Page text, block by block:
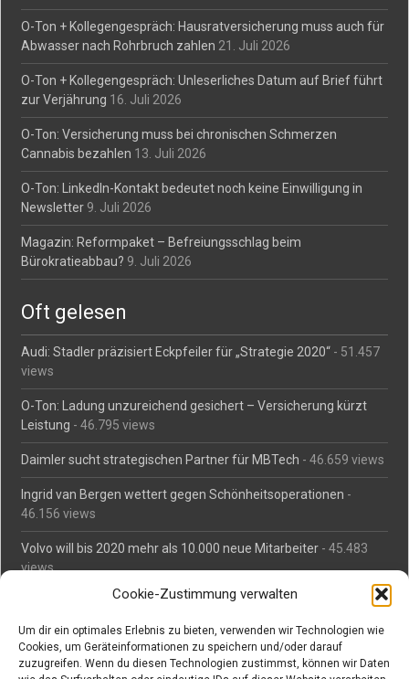
Cookie-Zustimmung verwalten
Um dir ein optimales Erlebnis zu bieten, verwenden wir Technologien wie
Cookies, um Geräteinformationen zu speichern und/oder darauf
zuzugreifen. Wenn du diesen Technologien zustimmst, können wir Daten
O-Ton + Kollegengespräch: Hausratversicherung muss auch für
Abwasser nach Rohrbruch zahlen 21. Juli 2026
O-Ton + Kollegengespräch: Unleserliches Datum auf Brief führt
zur Verjährung 16. Juli 2026
O-Ton: Versicherung muss bei chronischen Schmerzen
Cannabis bezahlen 13. Juli 2026
O-Ton: LinkedIn-Kontakt bedeutet noch keine Einwilligung in
Newsletter 9. Juli 2026
Magazin: Reformpaket – Befreiungsschlag beim
Bürokratieabbau? 9. Juli 2026
Oft gelesen
Audi: Stadler präzisiert Eckpfeiler für „Strategie 2020“ - 51.457
views
O-Ton: Ladung unzureichend gesichert – Versicherung kürzt
Leistung - 46.795 views
Daimler sucht strategischen Partner für MBTech - 46.659 views
Ingrid van Bergen wettert gegen Schönheitsoperationen -
46.156 views
Volvo will bis 2020 mehr als 10.000 neue Mitarbeiter - 45.483
views
Mäßiges Interesse an Daimlers MBtech- 44.713 views
O-Ton: Wer muss Schaden für abgedriftete Silvesterraketen
zahlen? - 42.366 views